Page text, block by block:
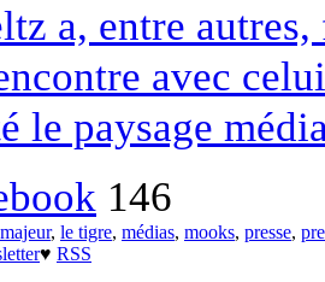
a, entre
avec
le paysage
146
, le tigre, médias, mooks, presse,
♥ RSS